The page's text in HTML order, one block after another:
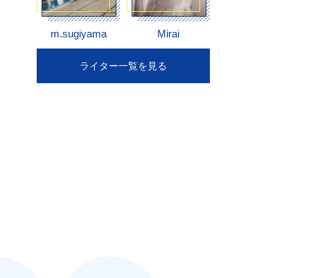
m.sugiyama Mirai
ライター一覧を見る